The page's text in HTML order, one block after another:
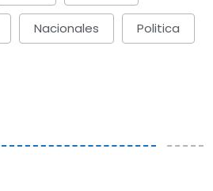
Nacionales Politica